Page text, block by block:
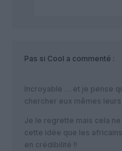
Pas si Cool a commenté :
Incroyable … et je pense
chercher eux mêmes
Je le regrette mais cela
cette idée que les
en crédibilité !!